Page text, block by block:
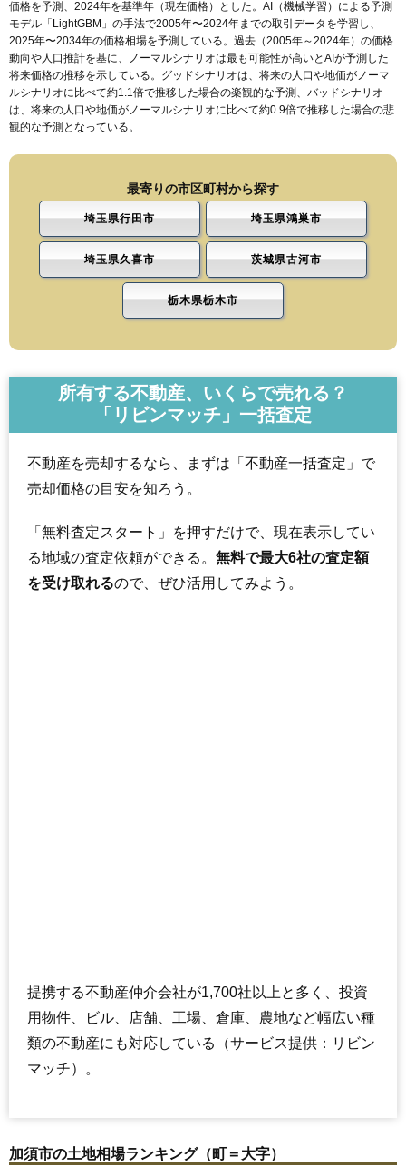
価格を予測、2024年を基準年（現在価格）とした。AI（機械学習）による予測
モデル「LightGBM」の手法で2005年〜2024年までの取引データを学習し、
2025年〜2034年の価格相場を予測している。過去（2005年～2024年）の価格
動向や人口推計を基に、ノーマルシナリオは最も可能性が高いとAIが予測した
将来価格の推移を示している。グッドシナリオは、将来の人口や地価がノーマ
ルシナリオに比べて約1.1倍で推移した場合の楽観的な予測、バッドシナリオ
は、将来の人口や地価がノーマルシナリオに比べて約0.9倍で推移した場合の悲
観的な予測となっている。
最寄りの市区町村から探す
埼玉県行田市 埼玉県鴻巣市
埼玉県久喜市 茨城県古河市
栃木県栃木市
所有する不動産、いくらで売れる？
「リビンマッチ」一括査定
不動産を売却するなら、まずは「不動産一括査定」で
売却価格の目安を知ろう。
「無料査定スタート」を押すだけで、現在表示してい
る地域の査定依頼ができる。 無料で最大6社の査定額
を受け取れるので、ぜひ活用してみよう。
提携する不動産仲介会社が1,700社以上と多く、投資
用物件、ビル、店舗、工場、倉庫、農地など幅広い種
類の不動産にも対応している（サービス提供：リビン
マッチ）。
加須市の土地相場ランキング（町＝大字）